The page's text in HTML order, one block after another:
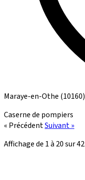
Maraye-en-Othe (10160)
Caserne de pompiers
« PrécédentSuivant »
Affichage de 1à 20sur42